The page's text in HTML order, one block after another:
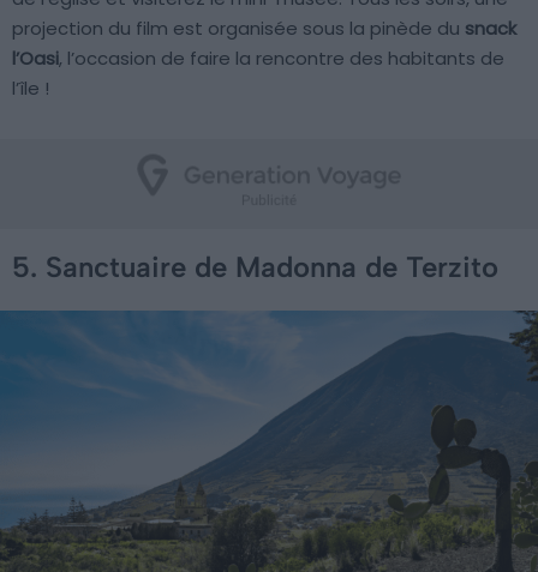
projection du film est organisée sous la pinède du snack
l’Oasi, l’occasion de faire la rencontre des habitants de
l’île !
5. Sanctuaire de Madonna de Terzito